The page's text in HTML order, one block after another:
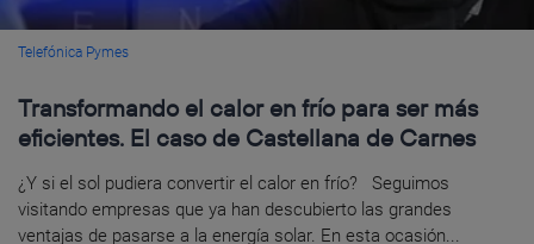
Telefónica Pymes
Transformando el calor en frío para ser más
eficientes. El caso de Castellana de Carnes
¿Y si el sol pudiera convertir el calor en frío? Seguimos
visitando empresas que ya han descubierto las grandes
ventajas de pasarse a la energía solar. En esta ocasión...